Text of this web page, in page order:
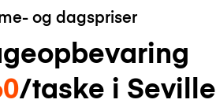
og dagspriser
/taske i Seville